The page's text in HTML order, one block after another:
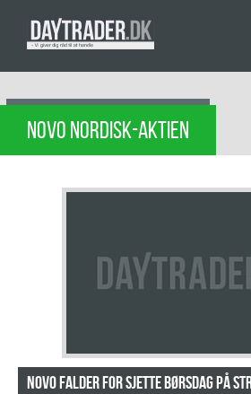
NOVO NORDISK-AKTIEN
Novo falder for sjette børsdag på